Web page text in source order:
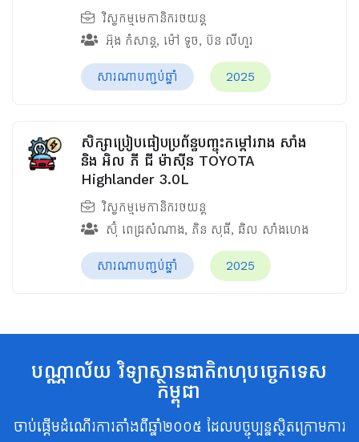
វិស្វកម្មមេកានិករថយន្ត
អ៊ុង កំសាន្ត, ម៉ៅ ទូច, ប៊ន លីហួរ
សារណាបញ្ចប់ឆ្នាំ 2025
សិក្សាប្រៀបធៀបប្រព័ន្ធបញ្ចុះកម្ដៅរវាង សាំង
និង អិល ភី ជី ម៉ាស៊ីន TOYOTA
Highlander 3.0L
វិស្វកម្មមេកានិករថយន្ត
ស៊ុំ ពេជ្រសំណាង, ភិន សុធី, ឆិល សាំងហេង
សារណាបញ្ចប់ឆ្នាំ 2025
បណ្ណាល័យ វិទ្យាស្ថានជាតិពហុបច្ចេកទេស
កម្ពុជា
ចាប់ផ្តើមដំណើរការតាំងពីឆ្នាំ២០០៥ ដែលបច្ចុប្បន្នស្ថិតក្រោមការ